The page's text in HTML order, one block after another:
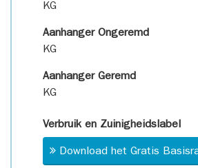
KG
Aanhanger Ongeremd
KG
Aanhanger Geremd
KG
Verbruik en Zuinigheidslabel
Download het Gratis